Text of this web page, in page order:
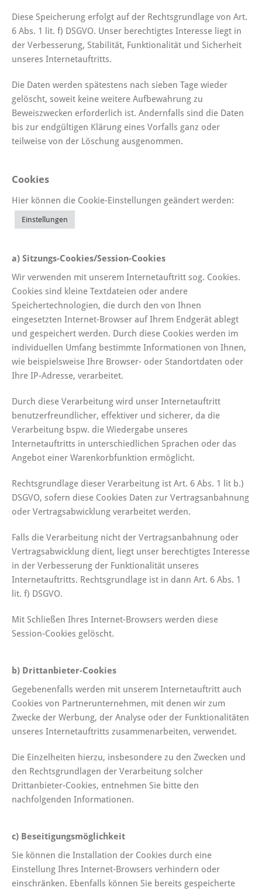
Diese Speicherung erfolgt auf der Rechtsgrundlage von Art.
6 Abs. 1 lit. f) DSGVO. Unser berechtigtes Interesse liegt in
der Verbesserung, Stabilität, Funktionalität und Sicherheit
unseres Internetauftritts.
Die Daten werden spätestens nach sieben Tage wieder
gelöscht, soweit keine weitere Aufbewahrung zu
Beweiszwecken erforderlich ist. Andernfalls sind die Daten
bis zur endgültigen Klärung eines Vorfalls ganz oder
teilweise von der Löschung ausgenommen.
Cookies
Hier können die Cookie-Einstellungen geändert werden:
Einstellungen
a) Sitzungs-Cookies/Session-Cookies
Wir verwenden mit unserem Internetauftritt sog. Cookies.
Cookies sind kleine Textdateien oder andere
Speichertechnologien, die durch den von Ihnen
eingesetzten Internet-Browser auf Ihrem Endgerät ablegt
und gespeichert werden. Durch diese Cookies werden im
individuellen Umfang bestimmte Informationen von Ihnen,
wie beispielsweise Ihre Browser- oder Standortdaten oder
Ihre IP-Adresse, verarbeitet.
Durch diese Verarbeitung wird unser Internetauftritt
benutzerfreundlicher, effektiver und sicherer, da die
Verarbeitung bspw. die Wiedergabe unseres
Internetauftritts in unterschiedlichen Sprachen oder das
Angebot einer Warenkorbfunktion ermöglicht.
Rechtsgrundlage dieser Verarbeitung ist Art. 6 Abs. 1 lit b.)
DSGVO, sofern diese Cookies Daten zur Vertragsanbahnung
oder Vertragsabwicklung verarbeitet werden.
Falls die Verarbeitung nicht der Vertragsanbahnung oder
Vertragsabwicklung dient, liegt unser berechtigtes Interesse
in der Verbesserung der Funktionalität unseres
Internetauftritts. Rechtsgrundlage ist in dann Art. 6 Abs. 1
lit. f) DSGVO.
Mit Schließen Ihres Internet-Browsers werden diese
Session-Cookies gelöscht.
b) Drittanbieter-Cookies
Gegebenenfalls werden mit unserem Internetauftritt auch
Cookies von Partnerunternehmen, mit denen wir zum
Zwecke der Werbung, der Analyse oder der Funktionalitäten
unseres Internetauftritts zusammenarbeiten, verwendet.
Die Einzelheiten hierzu, insbesondere zu den Zwecken und
den Rechtsgrundlagen der Verarbeitung solcher
Drittanbieter-Cookies, entnehmen Sie bitte den
nachfolgenden Informationen.
c) Beseitigungsmöglichkeit
Sie können die Installation der Cookies durch eine
Einstellung Ihres Internet-Browsers verhindern oder
einschränken. Ebenfalls können Sie bereits gespeicherte